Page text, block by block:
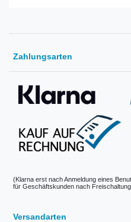
Zahlungsarten
(Klarna erst nach Anmeldung eines
für Geschäftskunden nach
Versandarten